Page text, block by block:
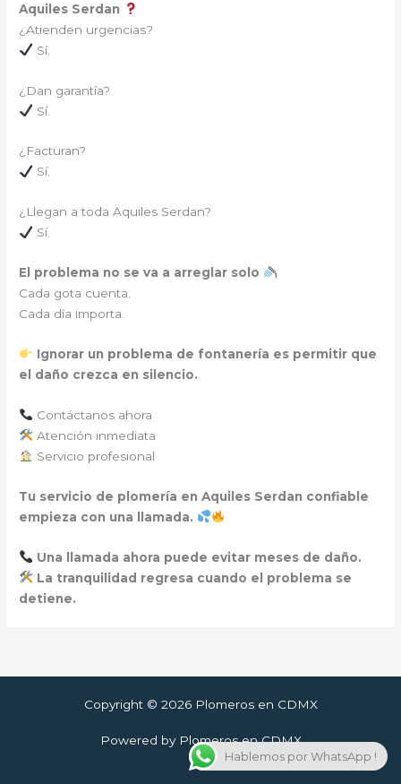
Aquiles Serdan
¿Atienden urgencias?
Sí.
¿Dan garantía?
Sí.
¿Facturan?
Sí.
¿Llegan a toda Aquiles Serdan?
Sí.
El problema no se va a arreglar solo
Cada gota cuenta.
Cada día importa.
Ignorar un problema de fontanería es permitir que
el daño crezca en silencio.
Contáctanos ahora
Atención inmediata
Servicio profesional
Tu servicio de plomería en Aquiles Serdan confiable
empieza con una llamada.
Una llamada ahora puede evitar meses de daño.
La tranquilidad regresa cuando el problema se
detiene.
Copyright © 2026 Plomeros en CDMX
Powered by Plomeros en CDMX
Hablemos por WhatsApp !